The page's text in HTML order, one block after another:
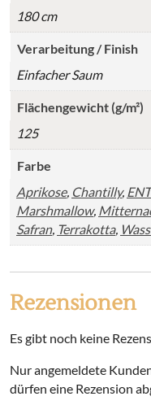
180 cm
Verarbeitung / Finish
Einfacher Saum
Flächengewicht (g/m²)
125
Farbe
Aprikose, Chantilly,
Marshmallow,
Safran, Terrakotta,
Rezensionen
Es gibt noch keine
Nur angemeldete
dürfen eine Rezension